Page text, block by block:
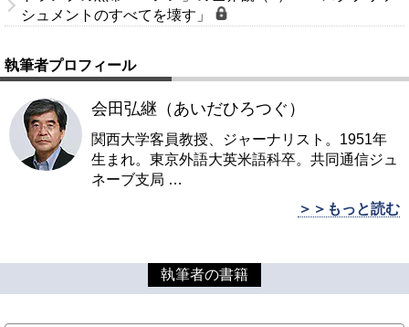
シュメントのすべてを壊す」
執筆者プロフィール
会田弘継（あいだひろつぐ）
関西大学客員教授、ジャーナリスト。1951年
生まれ。東京外語大英米語科卒。共同通信ジュ
ネーブ支局 …
＞＞もっと読む
執筆者の書籍